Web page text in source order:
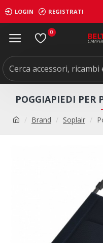
LOGIN REGISTRATI
0
Brand Soplair
POGGIAPIEDI